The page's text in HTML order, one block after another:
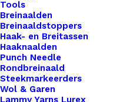
Tools
Breinaalden
Breinaaldstoppers
Haak- en Breitassen
Haaknaalden
Punch Needle
Rondbreinaald
Steekmarkeerders
Wol & Garen
Lammy Yarns Lurex
Vorm*